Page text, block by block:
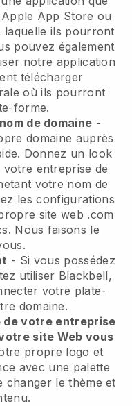
App Store ou
laquelle ils pourront
pouvez également
notre application
télécharger
où ils pourront
forme.
de domaine -
domaine auprès
Donnez un look
entreprise de
votre nom de
les configurations
site web .com
Nous faisons le
- Si vous possédez
utiliser Blackbell,
votre plate-
domaine.
de votre entreprise
site Web vous
propre logo et
avec une palette
changer le thème et